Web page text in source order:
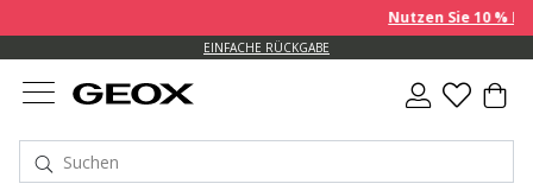
Nutzen Sie 10 %
EINFACHE RÜCKGABE